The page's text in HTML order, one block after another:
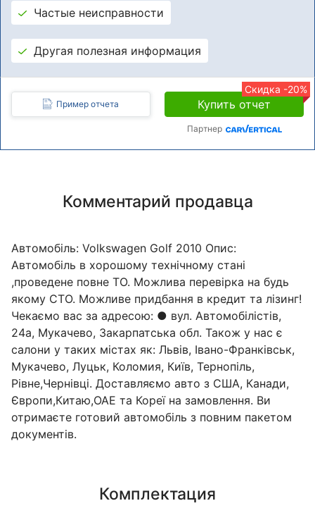
Частые неисправности
Другая полезная информация
Пример отчета
Скидка -20%
Купить отчет
Партнер
Комментарий продавца
Автомобіль: Volkswagen Golf 2010 Опис:
Автомобіль в хорошому технічному стані
,проведене повне ТО. Можлива перевірка на будь
якому СТО. Можливе придбання в кредит та лізинг!
Чекаємо вас за адресою: ● вул. Автомобілістів,
24а, Мукачево, Закарпатська обл. Також у нас є
салони у таких містах як: Львів, Івано-Франківськ,
Мукачево, Луцьк, Коломия, Київ, Тернопіль,
Рівне,Чернівці. Доставляємо авто з США, Канади,
Європи,Китаю,ОАЕ та Кореї на замовлення. Ви
отримаєте готовий автомобіль з повним пакетом
документів.
Комплектация